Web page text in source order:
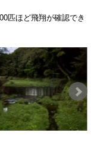
匹ほど飛翔が確認でき